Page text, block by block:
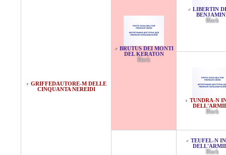
♀ GRIFFEDAUTORE-M DELLE
CINQUANTA NEREIDI
♂ BRUTUS DEI MONTI
DEL KERATON
Black
♂ LIBERTIN
Black
♀ TUNDRA-N
Black
♂ TEUFEL-N
Black